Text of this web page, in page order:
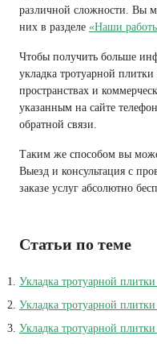
различной сложности. Вы
них в разделе «Наши
Чтобы получить больше
укладка тротуарной
пространствах и
указанным на сайте
обратной связи.
Таким же способом вы
Выезд и консультация с
заказе услуг абсолютно
Статьи по теме
Укладка тротуарной
Укладка тротуарной
Укладка тротуарной